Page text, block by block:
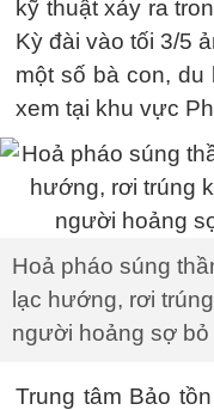
kỹ thuật xảy ra
Kỳ đài vào tối 3/5
một số bà con,
xem tại khu vực
Hoả pháo súng
lạc hướng, rơi
người hoảng sợ bỏ
Trung tâm Bảo